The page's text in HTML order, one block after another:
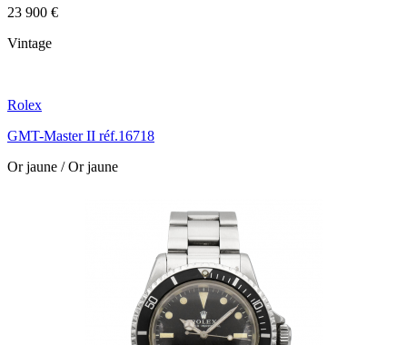
23 900 €
Vintage
Rolex
GMT-Master II réf.16718
Or jaune / Or jaune